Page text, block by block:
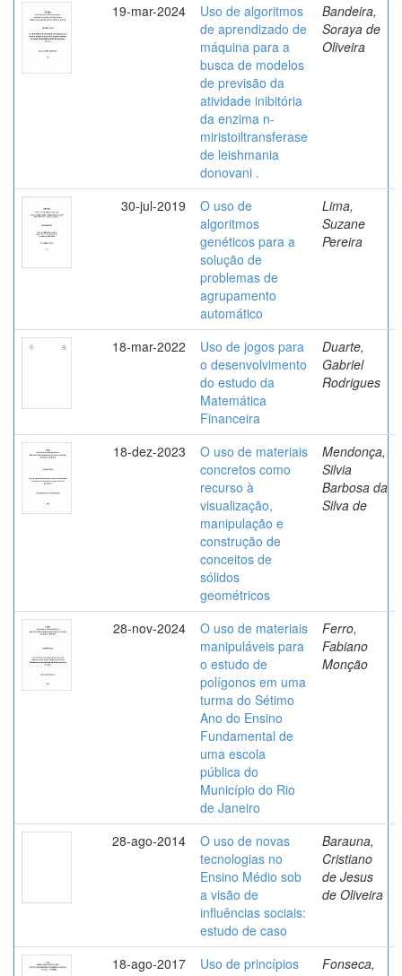
19-mar-2024
Uso de algoritmos
de aprendizado de
máquina para a
busca de modelos
de previsão da
atividade inibitória
da enzima n-
miristoiltransferase
de leishmania
donovani .
Bandeira,
Soraya de
Oliveira
30-jul-2019
O uso de
algoritmos
genéticos para a
solução de
problemas de
agrupamento
automático
Lima,
Suzane
Pereira
18-mar-2022
Uso de jogos para
o desenvolvimento
do estudo da
Matemática
Financeira
Duarte,
Gabriel
Rodrigues
18-dez-2023
O uso de materiais
concretos como
recurso à
visualização,
manipulação e
construção de
conceitos de
sólidos
geométricos
Mendonça,
Silvia
Barbosa da
Silva de
28-nov-2024
O uso de materiais
manipuláveis para
o estudo de
polígonos em uma
turma do Sétimo
Ano do Ensino
Fundamental de
uma escola
pública do
Município do Rio
de Janeiro
Ferro,
Fabiano
Monção
28-ago-2014
O uso de novas
tecnologias no
Ensino Médio sob
a visão de
influências sociais:
estudo de caso
Barauna,
Cristiano
de Jesus
de Oliveira
18-ago-2017
Uso de princípios
Fonseca,